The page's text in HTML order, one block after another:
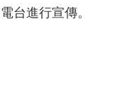
台進行宣傳。